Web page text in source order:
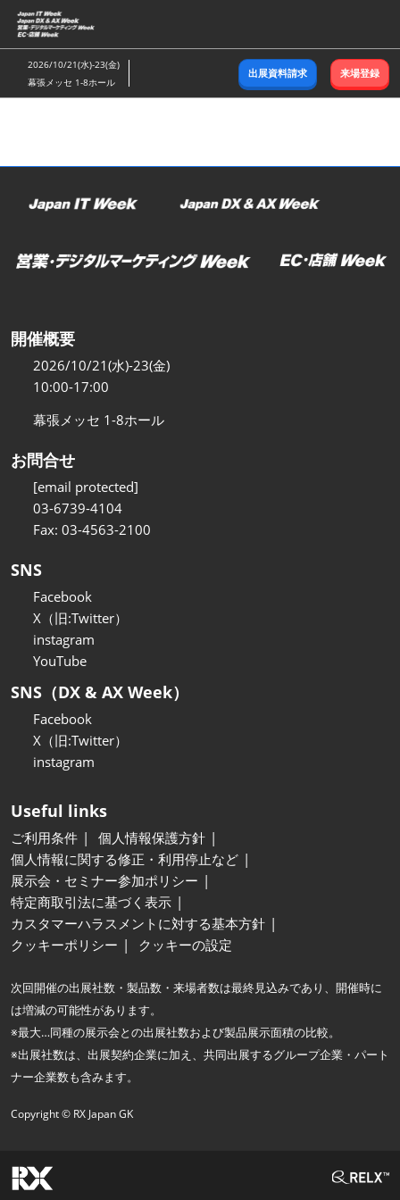
ス
キ
ッ
し
む
2026/10/21(水)-23(金)
幕張メッセ 1-8ホール
出展資料請求 来場登録
開催概要
2026/10/21(水)-23(金)
10:00-17:00
幕張メッセ 1-8ホール
お問合せ
[email protected]
03-6739-4104
Fax: 03-4563-2100
SNS
Facebook
X（旧:Twitter）
instagram
YouTube
SNS（DX & AX Week）
Facebook
X（旧:Twitter）
instagram
Useful links
ご利用条件
個人情報保護方針
個人情報に関する修正・利用停止など
展示会・セミナー参加ポリシー
特定商取引法に基づく表示
カスタマーハラスメントに対する基本方針
クッキーポリシー
クッキーの設定
次回開催の出展社数・製品数・来場者数は最終見込みであり、開催時に
は増減の可能性があります。
※最大…同種の展示会との出展社数および製品展示面積の比較。
※出展社数は、出展契約企業に加え、共同出展するグループ企業・パート
ナー企業数も含みます。
Copyright © RX Japan GK